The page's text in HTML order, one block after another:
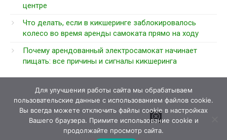
центре
Что делать, если в кикшеринге заблокировалось
колесо во время аренды самоката прямо на ходу
Почему арендованный электросамокат начинает
пищать: все причины и сигналы кикшеринга
Для улучшения работы сайта мы обрабатываем
пользовательские данные с использованием файлов cookie.
Вы всегда можете отключить файлы cookie в настройках
Вашего браузера. Примите использование cookie и
продолжайте просмотр сайта.